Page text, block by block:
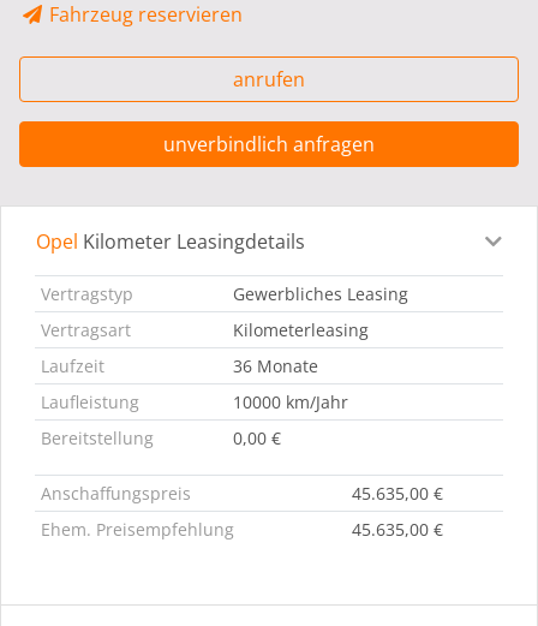
Fahrzeug reservieren
anrufen
unverbindlich anfragen
Leasingdetails Fahrzeugdetails
Opel Kilometer Leasingdetails
Vertragstyp
Gewerbliches Leasing
Vertragsart
Kilometerleasing
Laufzeit
36 Monate
Laufleistung
10000 km/Jahr
Bereitstellung
0,00 €
Anschaffungspreis
45.635,00 €
Ehem. Preisempfehlung
45.635,00 €